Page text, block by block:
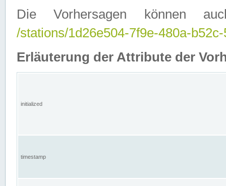
Die Vorhersagen können
/stations/1d26e504-7f9e-480a-
Erläuterung der Attribute der
initialized
timestamp